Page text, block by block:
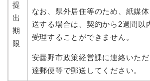
提
出
期
限
なお、県外居住等のため、紙媒
送する場合は、契約から2週間以
受理することができません。
安曇野市政策経営課に連絡いた
達郵便等で郵送してください。